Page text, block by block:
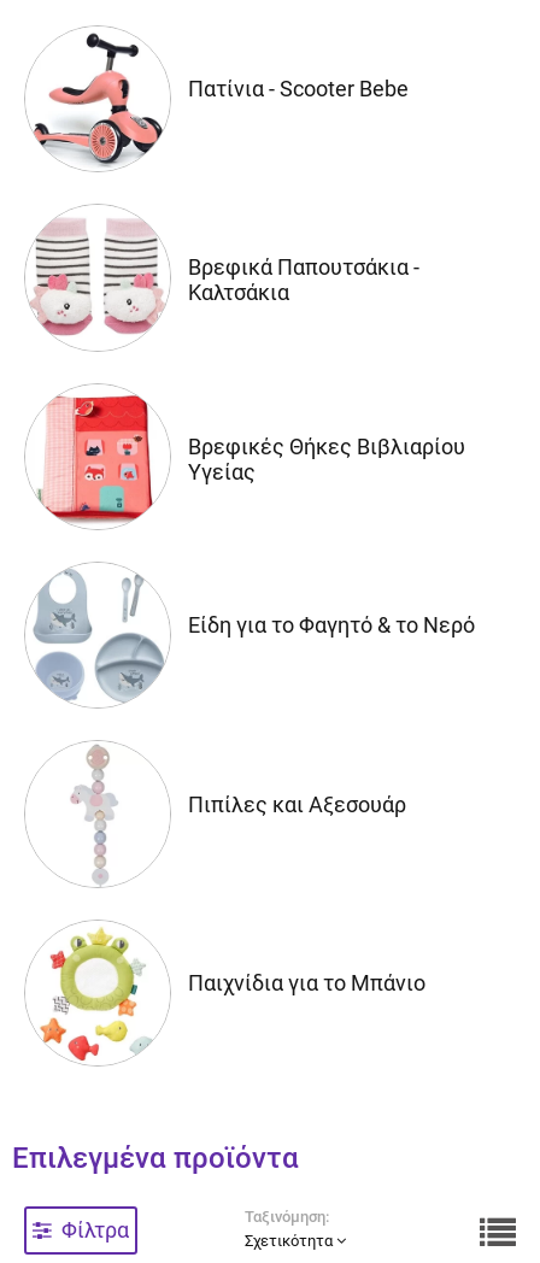
Πατίνια - Scooter Bebe
Βρεφικά Παπουτσάκια -
Καλτσάκια
Βρεφικές Θήκες Βιβλιαρίου
Υγείας
Είδη για το Φαγητό & το Νερό
Πιπίλες και Αξεσουάρ
Παιχνίδια για το Μπάνιο
Επιλεγμένα προϊόντα
Φίλτρα
Ταξινόμηση:
Σχετικότητα